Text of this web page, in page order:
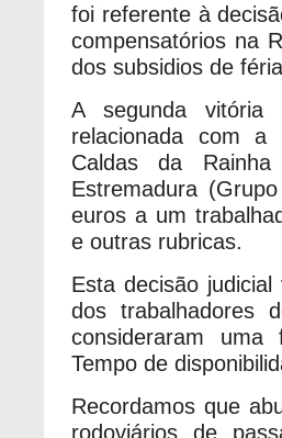
foi referente à
compensatórios na
dos subsidios de
A segunda
relacionada com a
Caldas da
Estremadura
euros a um
e outras rubricas.
Esta decisão
dos trabalhadores
consideraram
Tempo de
Recordamos que
rodoviários de